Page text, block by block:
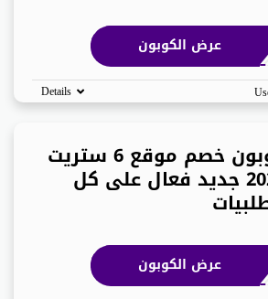
عرض الكوبون
Details
كوبون خصم موقع 6 ستريت
2026 جديد فعال على كل
عرض الكوبون